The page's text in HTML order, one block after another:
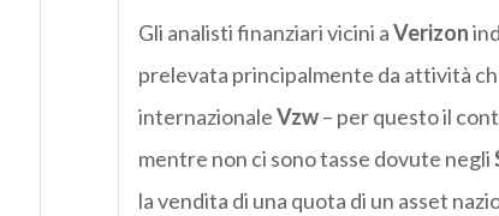
Gli analisti finanziari vicini aVerizon
prelevata principalmente da attività
internazionaleVzw– per questo il
mentre non ci sono tasse dovute negli
la vendita di una quota di un asset